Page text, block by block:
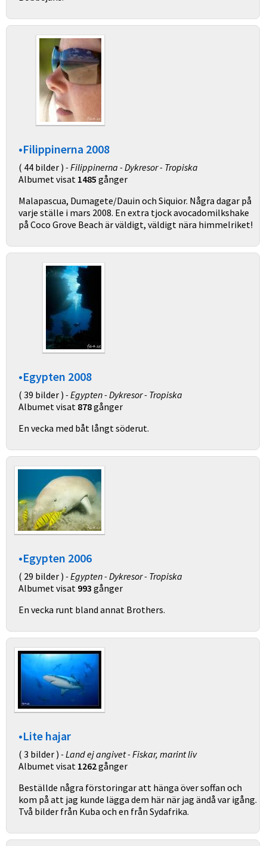
•Filippinerna 2008
( 44 bilder ) - Filippinerna - Dykresor - Tropiska
Albumet visat 1485 gånger
Malapascua, Dumagete/Dauin och Siquior. Några dagar på
varje ställe i mars 2008. En extra tjock avocadomilkshake
på Coco Grove Beach är väldigt, väldigt nära himmelriket!
•Egypten 2008
( 39 bilder ) - Egypten - Dykresor - Tropiska
Albumet visat 878gånger
En vecka med båt långt söderut.
•Egypten 2006
( 29 bilder ) - Egypten - Dykresor - Tropiska
Albumet visat 993 gånger
En vecka runt bland annat Brothers.
•Lite hajar
( 3 bilder ) - Land ej angivet - Fiskar, marint liv
Albumet visat 1262gånger
Beställde några förstoringar att hänga över soffan och
kom på att jag kunde lägga dem här när jag ändå var igång.
Två bilder från Kuba och en från Sydafrika.